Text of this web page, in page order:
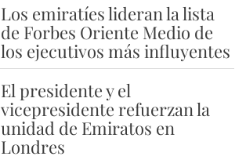
Los emiratíes lideran la lista
de Forbes Oriente Medio de
los ejecutivos más influyentes
El presidente y el
vicepresidente refuerzan la
unidad de Emiratos en
Londres